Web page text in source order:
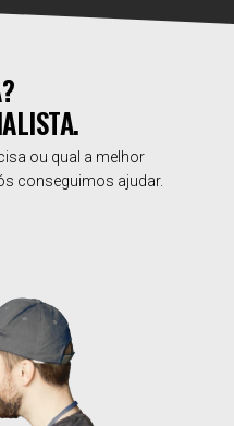
ou qual a melhor
conseguimos ajudar.